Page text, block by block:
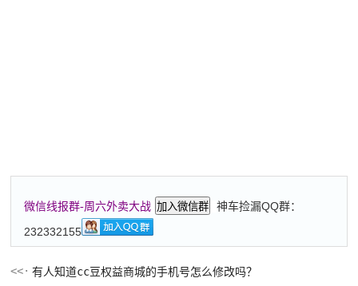
微信线报群-周六外卖大战 加入微信群
神车捡漏QQ群：
232332155
有人知道cc豆权益商城的手机号怎么修改吗？